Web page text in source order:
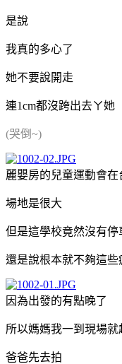
是說
我真的多心了
她不要說開走
連1cm都沒跨出去ㄚ她
(哭倒~)
麗嬰房的兒童運動會
場地是很大
但是這學校竟然沒有停
還是說根本就不夠這些
因為出發的有點晚了
所以媽媽我一到現場就
爸爸先去拍